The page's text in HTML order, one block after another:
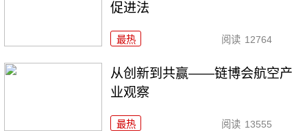
促进法
最热 阅读 12764
从创新到共赢——链博会航空产
业观察
最热 阅读 13555